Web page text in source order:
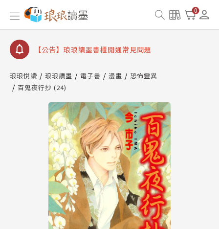
0
【公告】琅琅讀墨數位閱讀資產合併與書櫃開通申請
【公告】琅琅讀墨 3 分鐘完成書櫃開通與資產合併申
查詢
【公告】琅琅讀墨數位閱讀資產合併與書櫃開通申請
琅琅悅讀 琅琅讀墨 電子書 漫畫
恐怖靈異
百鬼夜行抄 (24)